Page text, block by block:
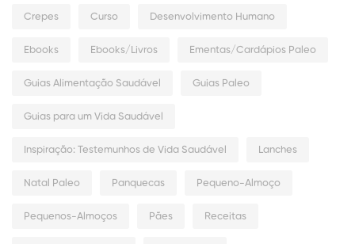
Crepes Curso Desenvolvimento Humano
Ebooks Ebooks/Livros Ementas/Cardápios Paleo
Guias Alimentação Saudável Guias Paleo
Guias para um Vida Saudável
Inspiração: Testemunhos de Vida Saudável Lanches
Natal Paleo Panquecas Pequeno-Almoço
Pequenos-Almoços Pães Receitas